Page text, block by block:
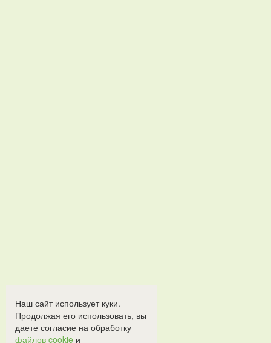
Наш сайт использует куки.
Продолжая его использовать, вы
даете согласие на обработку
файлов cookie и